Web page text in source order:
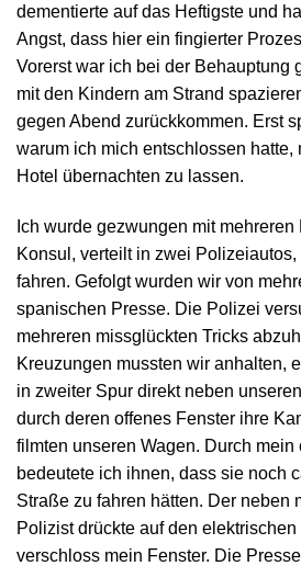
dementierte auf das Heftigste und
Angst, dass hier ein fingierter
Vorerst war ich bei der Behauptung
mit den Kindern am Strand
gegen Abend zurückkommen. Erst
warum ich mich entschlossen
Hotel übernachten zu lassen.
Ich wurde gezwungen mit
Konsul, verteilt in zwei
fahren. Gefolgt wurden wir von
spanischen Presse. Die Polizei
mehreren missglückten Tricks
Kreuzungen mussten wir anhalten,
in zweiter Spur direkt neben
durch deren offenes Fenster ihre
filmten unseren Wagen. Durch mein
bedeutete ich ihnen, dass sie noch
Straße zu fahren hätten. Der neben
Polizist drückte auf den
verschloss mein Fenster. Die